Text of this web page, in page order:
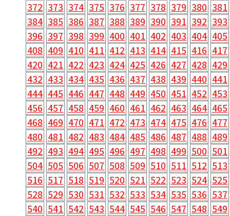
372 373 374 375 376 377 378 379 380 381
384 385 386 387 388 389 390 391 392 393
396 397 398 399 400 401 402 403 404 405
408 409 410 411 412 413 414 415 416 417
420 421 422 423 424 425 426 427 428 429
432 433 434 435 436 437 438 439 440 441
444 445 446 447 448 449 450 451 452 453
456 457 458 459 460 461 462 463 464 465
468 469 470 471 472 473 474 475 476 477
480 481 482 483 484 485 486 487 488 489
492 493 494 495 496 497 498 499 500 501
504 505 506 507 508 509 510 511 512 513
516 517 518 519 520 521 522 523 524 525
528 529 530 531 532 533 534 535 536 537
540 541 542 543 544 545 546 547 548 549